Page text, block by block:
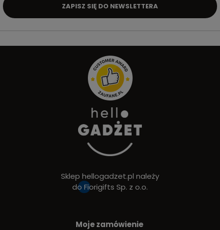
ZAPISZ SIĘ DO NEWSLETTERA
Sklep hellogadzet.pl należy
do Fiorigifts Sp. z o.o.
Moje zamówienie